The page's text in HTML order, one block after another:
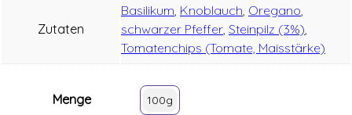
Zutaten
Basilikum Knoblauch Oregano
schwarzer Pfeffer Steinpilz (3%)
Tomatenchips (Tomate, Maisstärke)
Menge 100g